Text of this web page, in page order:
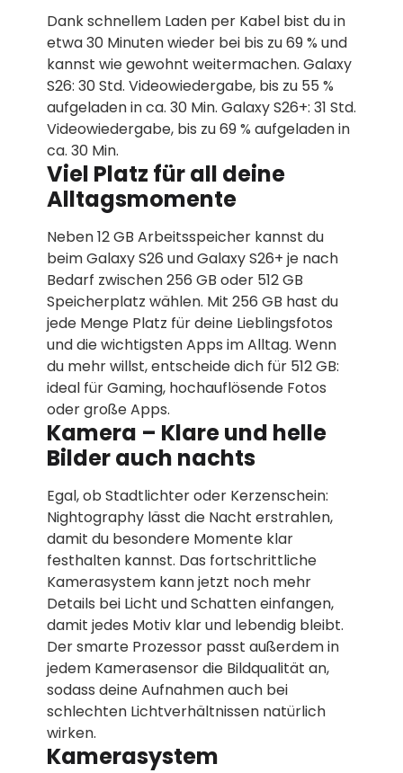
Dank schnellem Laden per Kabel bist du in
etwa 30 Minuten wieder bei bis zu 69 % und
kannst wie gewohnt weitermachen. Galaxy
S26: 30 Std. Videowiedergabe, bis zu 55 %
aufgeladen in ca. 30 Min. Galaxy S26+: 31 Std.
Videowiedergabe, bis zu 69 % aufgeladen in
ca. 30 Min.
Viel Platz für all deine
Alltagsmomente
Neben 12 GB Arbeitsspeicher kannst du
beim Galaxy S26 und Galaxy S26+ je nach
Bedarf zwischen 256 GB oder 512 GB
Speicherplatz wählen. Mit 256 GB hast du
jede Menge Platz für deine Lieblingsfotos
und die wichtigsten Apps im Alltag. Wenn
du mehr willst, entscheide dich für 512 GB:
ideal für Gaming, hochauflösende Fotos
oder große Apps.
Kamera – Klare und helle
Bilder auch nachts
Egal, ob Stadtlichter oder Kerzenschein:
Nightography lässt die Nacht erstrahlen,
damit du besondere Momente klar
festhalten kannst. Das fortschrittliche
Kamerasystem kann jetzt noch mehr
Details bei Licht und Schatten einfangen,
damit jedes Motiv klar und lebendig bleibt.
Der smarte Prozessor passt außerdem in
jedem Kamerasensor die Bildqualität an,
sodass deine Aufnahmen auch bei
schlechten Lichtverhältnissen natürlich
wirken.
Kamerasystem